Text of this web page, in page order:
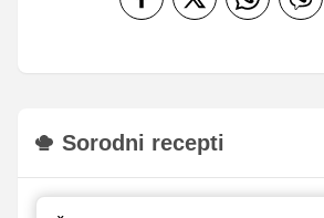
Sorodni recepti